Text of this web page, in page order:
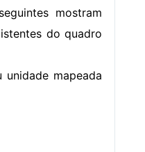
mostram
do quadro
mapeada